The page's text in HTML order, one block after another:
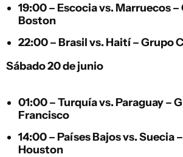
19:00 – Escociavs. Marruecos–
Boston
22:00 – Brasilvs. Haití– Grupo
Sábado 20 de junio
01:00 –Turquíavs. Paraguay–
Francisco
14:00 – Países Bajosvs.Suecia
Houston